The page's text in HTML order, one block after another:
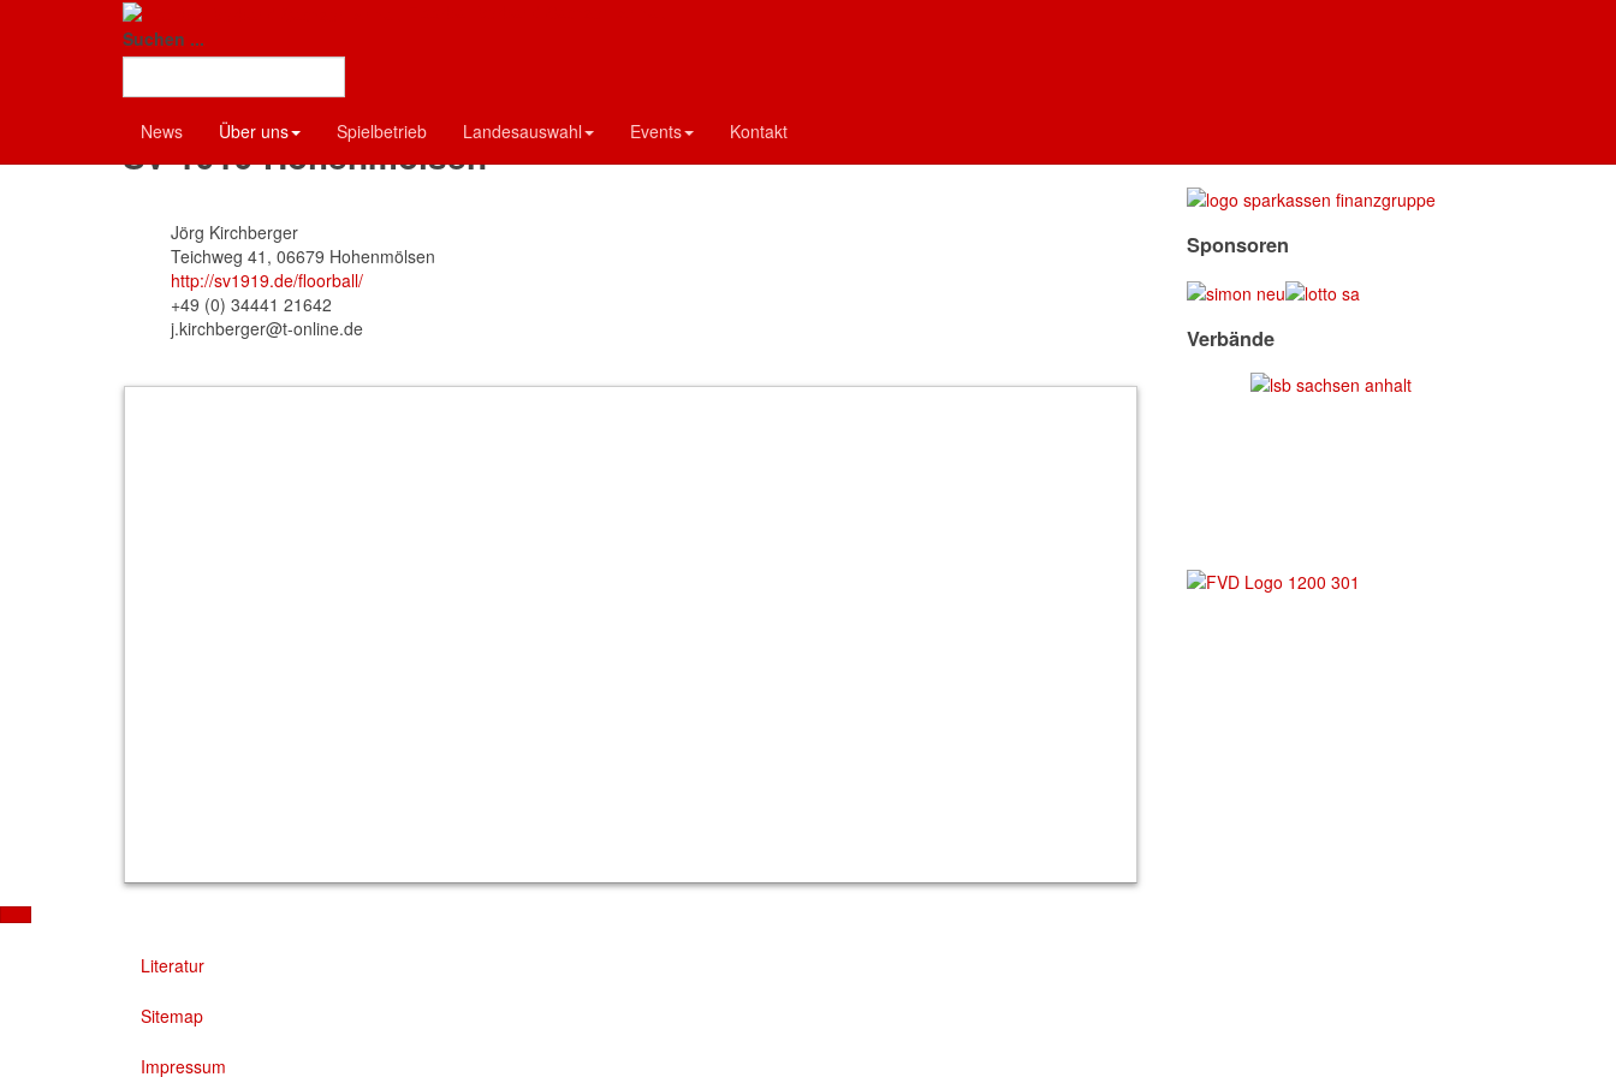
Suchen ...
News Über uns Spielbetrieb Landesauswahl Events Kontakt
Vereine
SV 1919 Hohenmölsen
Jörg Kirchberger
Teichweg 41, 06679 Hohenmölsen
http://sv1919.de/floorball/
+49 (0) 34441 21642
j.kirchberger@t-online.de
Sponsoren
Verbände
Literatur
Sitemap
Impressum